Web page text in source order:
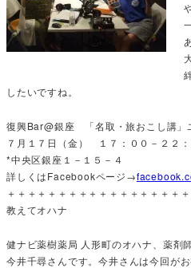
したいですね。
復興Bar@銀座 「名取・旅おこし講」
７月１７日（金） １７：００－２２：
*中央区銀座１－１５－４
詳しくはFacebookページ→
＋＋＋＋＋＋＋＋＋＋＋＋＋＋＋＋＋
教えてオハナ
健ナビ薬樹薬局 人形町のオハナ、薬
今井千尋さんです。今井さんは今回が